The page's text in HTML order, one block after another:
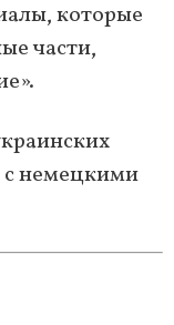
которые
части,
с немецкими